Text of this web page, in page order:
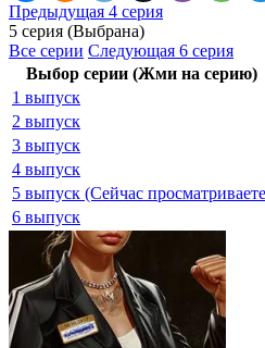
Предыдущая 4 серия
5 серия (Выбрана)
Все серии Следующая 6 серия
Выбор серии (Жми на серию)
1 выпуск
2 выпуск
3 выпуск
4 выпуск
5 выпуск (Сейчас
6 выпуск